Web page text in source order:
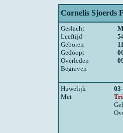
Cornelis Sjoerds
Geslacht
Leeftijd
Geboren
Gedoopt
Overleden
Begraven
Huwelijk
Met